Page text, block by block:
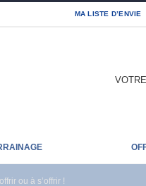
MA LISTE D’ENVIE
ou à s’offrir !